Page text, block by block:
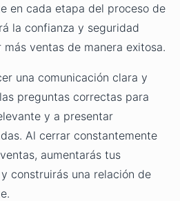
en cada etapa del proceso de
la confianza y seguridad
ventas de manera exitosa.
una comunicación clara y
preguntas correctas para
y a presentar
Al cerrar constantemente
aumentarás tus
construirás una relación de